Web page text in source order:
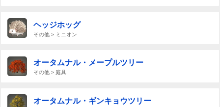
ヘッジホッグ
その他 > ミニオン
オータムナル・メープルツリー
その他 > 庭具
オータムナル・ギンキョウツリー